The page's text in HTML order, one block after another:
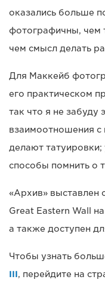
оказались больше
фотографичны, чем
чем смысл делать
Для Маккейб
его практическом
так что я не забуду
взаимоотношения с
делают татуировки;
способы помнить о
«Архив» выставлен
Great Eastern Wall
а также доступен
Чтобы узнать
III, перейдите на